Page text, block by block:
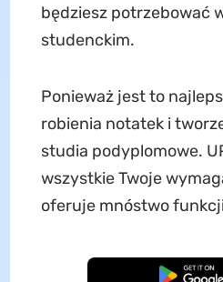
będziesz potrzebować
studenckim.
Ponieważ jest to
robienia notatek i
studia podyplomowe.
wszystkie Twoje
oferuje mnóstwo
Pobierz za